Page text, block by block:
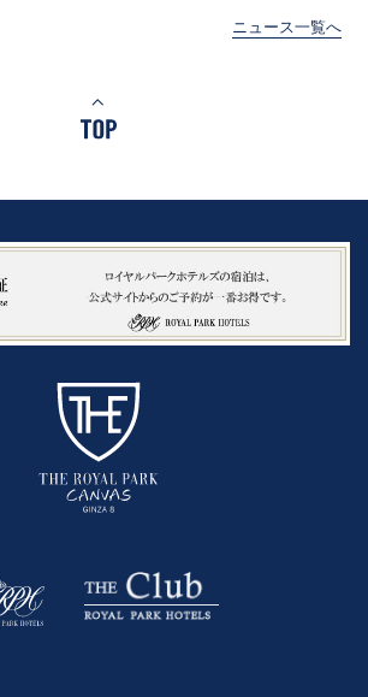
ニュース一覧へ